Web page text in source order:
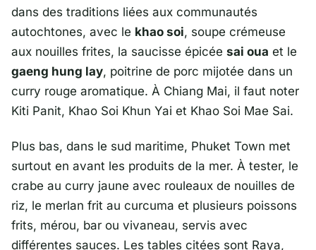
dans des traditions liées aux communautés
autochtones, avec le khao soi, soupe crémeuse
aux nouilles frites, la saucisse épicée sai oua et le
gaeng hung lay, poitrine de porc mijotée dans un
curry rouge aromatique. À Chiang Mai, il faut noter
Kiti Panit, Khao Soi Khun Yai et Khao Soi Mae Sai.
Plus bas, dans le sud maritime, Phuket Town met
surtout en avant les produits de la mer. À tester, le
crabe au curry jaune avec rouleaux de nouilles de
riz, le merlan frit au curcuma et plusieurs poissons
frits, mérou, bar ou vivaneau, servis avec
différentes sauces. Les tables citées sont Raya,